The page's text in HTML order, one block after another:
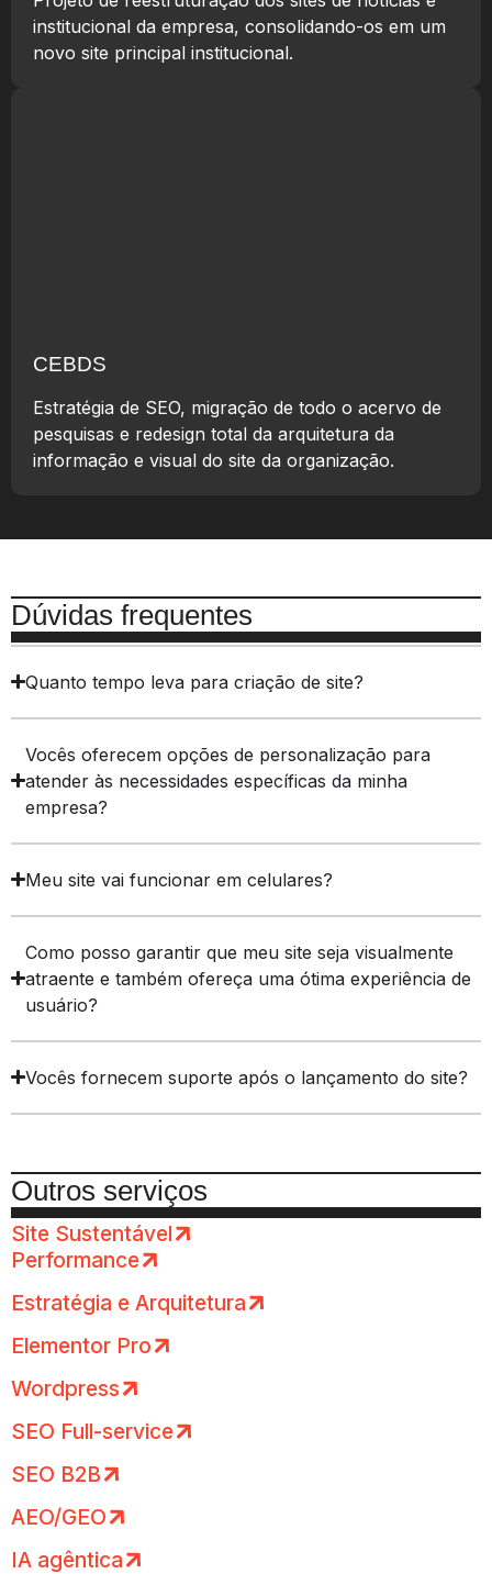
institucional da empresa, consolidando-os em um
novo site principal institucional.
CEBDS
Estratégia de SEO, migração de todo o acervo de
pesquisas e redesign total da arquitetura da
informação e visual do site da organização.
Dúvidas frequentes
Quanto tempo leva para criação de site?
Vocês oferecem opções de personalização para
atender às necessidades específicas da minha
empresa?
Meu site vai funcionar em celulares?
Como posso garantir que meu site seja visualmente
atraente e também ofereça uma ótima experiência de
usuário?
Vocês fornecem suporte após o lançamento do site?
Outros serviços
Site Sustentável
Performance
Estratégia e Arquitetura
Elementor Pro
Wordpress
SEO Full-service
SEO B2B
AEO/GEO
IA agêntica